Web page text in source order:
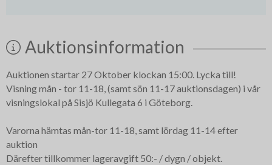
Auktionsinformation
Auktionen startar 27 Oktober klockan 15:00. Lycka till!
Visning mån - tor 11-18, (samt sön 11-17 auktionsdagen) i vår
visningslokal på Sisjö Kullegata 6 i Göteborg.
Varorna hämtas mån-tor 11-18, samt lördag 11-14 efter
auktion
Därefter tillkommer lageravgift 50:- / dygn / objekt.